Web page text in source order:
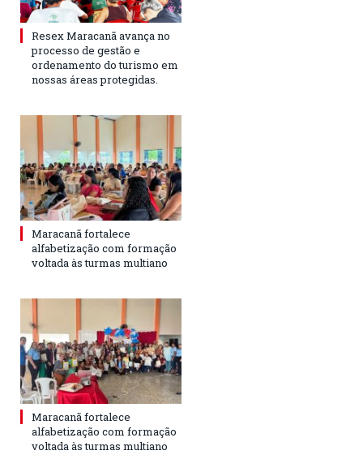
Resex Maracanã avança no
processo de gestão e
ordenamento do turismo em
nossas áreas protegidas.
Maracanã fortalece
alfabetização com formação
voltada às turmas multiano
Maracanã fortalece
alfabetização com formação
voltada às turmas multiano